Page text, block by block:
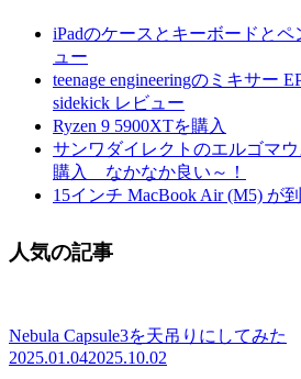
iPadのケースとキーボードと
ュー
teenage engineeringのミキサー
sidekick レビュー
Ryzen 9 5900XTを購入
サンワダイレクトのエルゴマ
購入 なかなか良い～！
15インチ MacBook Air (M5) が
人気の記事
Nebula Capsule3を天吊りにしてみた
2025.01.042025.10.02